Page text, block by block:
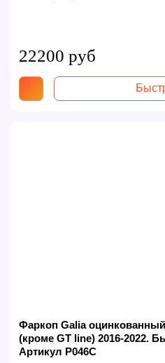
22200 руб
Фаркоп Galia
(кроме GT line) 2016-2022.
Артикул P046C